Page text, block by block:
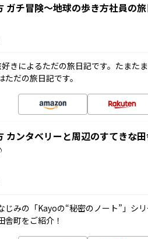
ガチ冒険～地球の歩き方社員の
きによるただの旅日記です。たまた
だの旅日記です。
カンタベリーと周辺のすてきな
じみの「Kayoの“秘密のノート”」シ
舎町をご紹介！